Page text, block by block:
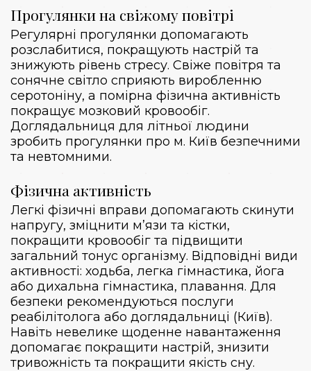
Прогулянки на свіжому повітрі
Регулярні прогулянки допомагають
розслабитися, покращують настрій та
знижують рівень стресу. Свіже повітря та
сонячне світло сприяють виробленню
серотоніну, а помірна фізична активність
покращує мозковий кровообіг.
Доглядальниця для літньої людини
зробить прогулянки про м. Київ безпечними
та невтомними.
Фізична активність
Легкі фізичні вправи допомагають скинути
напругу, зміцнити м’язи та кістки,
покращити кровообіг та підвищити
загальний тонус організму. Відповідні види
активності: ходьба, легка гімнастика, йога
або дихальна гімнастика, плавання. Для
безпеки рекомендуються послуги
реабілітолога або доглядальниці (Київ).
Навіть невелике щоденне навантаження
допомагає покращити настрій, знизити
тривожність та покращити якість сну.